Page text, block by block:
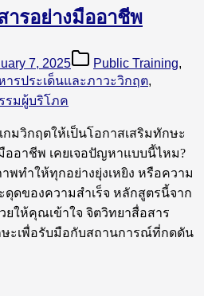
รอย่างมืออาชีพ
7, 2025 Public Training,
ารประเด็นและภาวะวิกฤต,
รมผู้บริโภค
มวิกฤตให้เป็นโอกาสเสริมทักษะ
ออาชีพ เคยเจอปัญหาแบบนี้ไหม?
พทำให้ทุกอย่างยุ่งเหยิง หรือความ
ดของความสำเร็จ หลักสูตรนี้จาก
ยให้คุณเข้าใจ จิตวิทยาสื่อสาร
ะเพื่อรับมือกับสถานการณ์ที่กดดัน